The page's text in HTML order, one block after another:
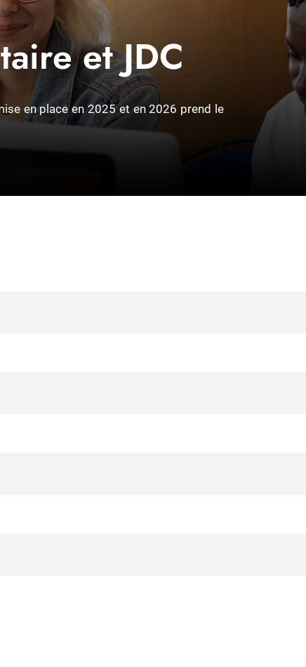
et JDC
en place en 2025 et en 2026 prend le